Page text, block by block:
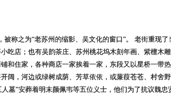
称之为“老苏州的缩影、吴文化的窗口”。 老街重现了
吃店；也有吴韵茶庄、苏州桃花坞木刻年画、紫檀木雕
和住家，各种商店一家挨着一家，东段又以星桥一带
阔，河边或绿树成荫、芳草依依，或蒹葭苍苍、村舍野
墓”安葬着明末颜佩韦等五位义士，他们为了抗议魏忠